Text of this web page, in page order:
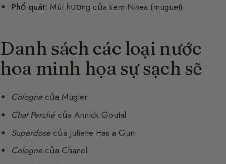
Phổ quát: Mùi hương của kem Nivea (muguet).
Danh sách các loại nước
hoa minh họa sự sạch sẽ
Colognecủa Mugler
Chat Perchécủa Annick Goutal
Superdosecủa Juliette Has a Gun
Colognecủa Chanel